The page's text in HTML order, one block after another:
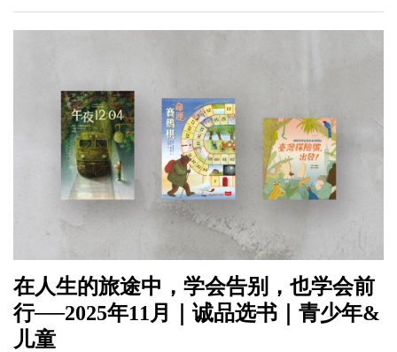
在人生的旅途中，学会告别，也学会前
行──2025年11月｜诚品选书｜青少年&
儿童